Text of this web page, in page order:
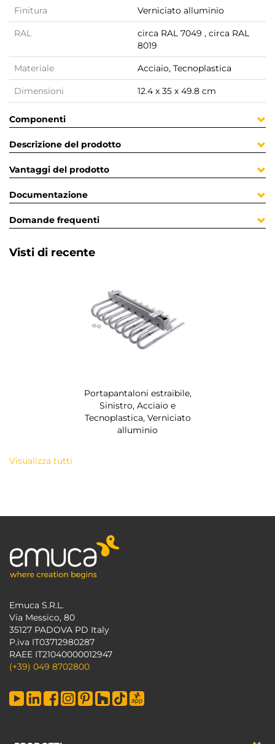
Finitura Verniciato alluminio
RAL
circa RAL 7049 , circa RAL
8019
Materiale Acciaio, Tecnoplastica
Dimensioni 12.4 x 35 x 49.8 cm
Componenti
Descrizione del prodotto
Vantaggi del prodotto
Documentazione
Domande frequenti
Visti di recente
Portapantaloni estraibile,
Sinistro, Acciaio e
Tecnoplastica, Verniciato
alluminio
Visualizza tutti
Emuca S.R.L.
Via Messico, 80
35127 PADOVA PD Italy
P.iva IT03712980287
RAEE IT21040000012947
(+39) 049 8702800